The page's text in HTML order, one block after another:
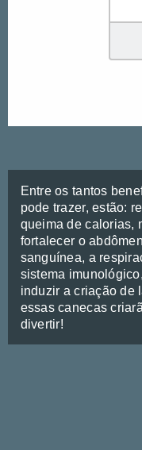
Entre os tantos
pode trazer, estão:
queima de calorias,
fortalecer o
sanguínea, a
sistema
induzir a criação de
essas canecas
divertir!